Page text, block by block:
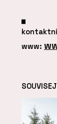
www: